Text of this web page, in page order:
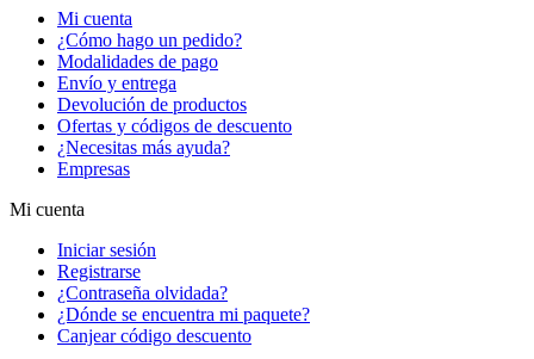
Mi cuenta
¿Cómo hago un pedido?
Modalidades de pago
Envío y entrega
Devolución de productos
Ofertas y códigos de descuento
¿Necesitas más ayuda?
Empresas
Mi cuenta
Iniciar sesión
Registrarse
¿Contraseña olvidada?
¿Dónde se encuentra mi paquete?
Canjear código descuento